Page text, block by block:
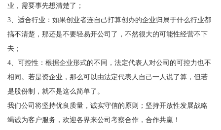
业，需要事先想清楚了；
3、适合行业：如果创业者连自己打算创办的企业归属于什么行业都
搞不清楚，那还是不要轻易开公司了，不然很大的可能性经营不下
去；
4、可控性：根据企业形式的不同，法定代表人对公司的可控力也不
相同。若是资企业，那么可以由法定代表人自己一人说了算，但若
是股份制，就不是这么简单了。
我们公司将坚持优良质量，诚实守信的原则；坚持开放性发展战略
竭诚为客户服务，欢迎各界来公司考察合作，合作共赢！